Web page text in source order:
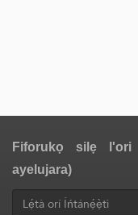
Fiforukọ silẹ l'ori
ayelujara)